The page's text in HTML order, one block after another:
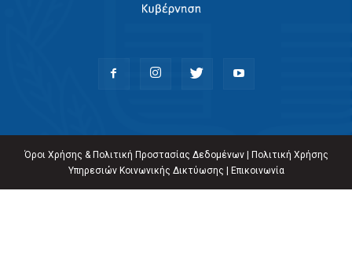
Όροι Χρήσης & Πολιτική Προστασίας Δεδομένων|
Πολιτική Χρήσης
Υπηρεσιών Κοινωνικής Δικτύωσης
Επικοινωνία